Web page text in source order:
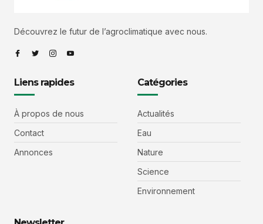
Découvrez le futur de l’agroclimatique avec nous.
Liens rapides
À propos de nous
Contact
Annonces
Catégories
Actualités
Eau
Nature
Science
Environnement